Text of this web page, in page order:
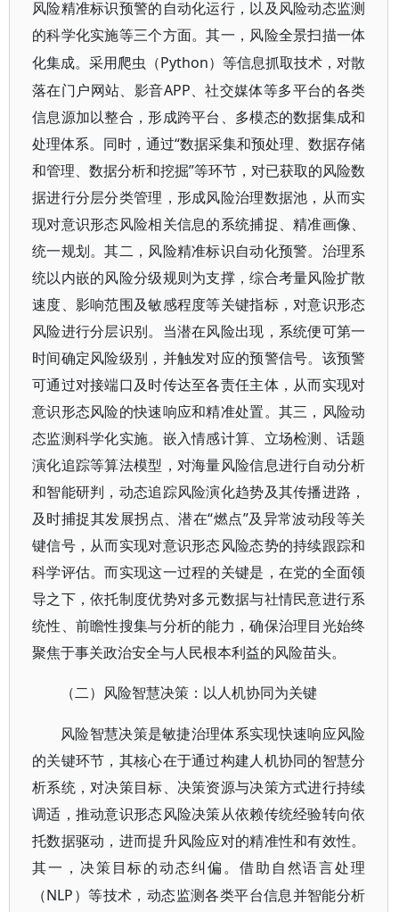
风险精准标识预警的自动化运行，以及风险动态监测
的科学化实施等三个方面。其一，风险全景扫描一体
化集成。采用爬虫（Python）等信息抓取技术，对散
落在门户网站、影音APP、社交媒体等多平台的各类
信息源加以整合，形成跨平台、多模态的数据集成和
处理体系。同时，通过“数据采集和预处理、数据存储
和管理、数据分析和挖掘”等环节，对已获取的风险数
据进行分层分类管理，形成风险治理数据池，从而实
现对意识形态风险相关信息的系统捕捉、精准画像、
统一规划。其二，风险精准标识自动化预警。治理系
统以内嵌的风险分级规则为支撑，综合考量风险扩散
速度、影响范围及敏感程度等关键指标，对意识形态
风险进行分层识别。当潜在风险出现，系统便可第一
时间确定风险级别，并触发对应的预警信号。该预警
可通过对接端口及时传达至各责任主体，从而实现对
意识形态风险的快速响应和精准处置。其三，风险动
态监测科学化实施。嵌入情感计算、立场检测、话题
演化追踪等算法模型，对海量风险信息进行自动分析
和智能研判，动态追踪风险演化趋势及其传播进路，
及时捕捉其发展拐点、潜在“燃点”及异常波动段等关
键信号，从而实现对意识形态风险态势的持续跟踪和
科学评估。而实现这一过程的关键是，在党的全面领
导之下，依托制度优势对多元数据与社情民意进行系
统性、前瞻性搜集与分析的能力，确保治理目光始终
聚焦于事关政治安全与人民根本利益的风险苗头。
（二）风险智慧决策：以人机协同为关键
风险智慧决策是敏捷治理体系实现快速响应风险
的关键环节，其核心在于通过构建人机协同的智慧分
析系统，对决策目标、决策资源与决策方式进行持续
调适，推动意识形态风险决策从依赖传统经验转向依
托数据驱动，进而提升风险应对的精准性和有效性。
其一，决策目标的动态纠偏。借助自然语言处理
（NLP）等技术，动态监测各类平台信息并智能分析